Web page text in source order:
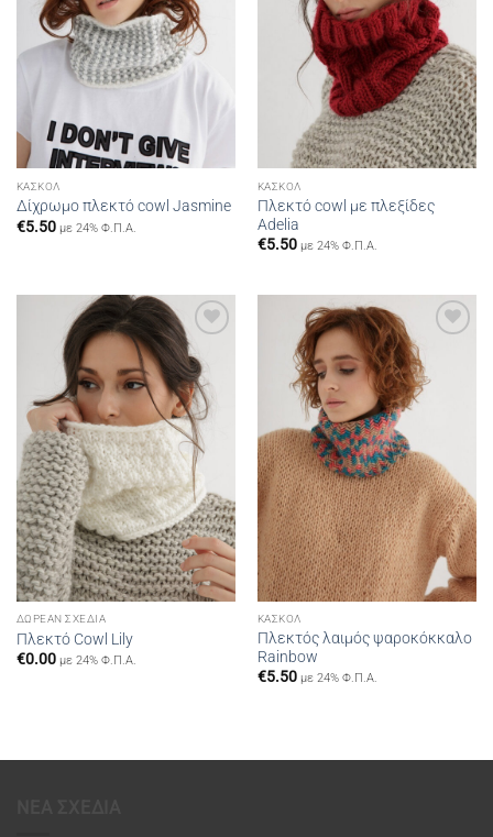
ΚΑΣΚΌΛ
Δίχρωμο πλεκτό cowl Jasmine
€5.50 με 24% Φ.Π.Α.
ΚΑΣΚΌΛ
Πλεκτό cowl με πλεξίδες
Adelia
€5.50 με 24% Φ.Π.Α.
Add to
wishlist
ΔΩΡΕΆΝ ΣΧΈΔΙΑ
Πλεκτό Cowl Lily
€0.00 με 24% Φ.Π.Α.
wishlist
ΚΑΣΚΌΛ
Πλεκτός λαιμός ψαροκόκκαλο
Rainbow
€5.50 με 24% Φ.Π.Α.